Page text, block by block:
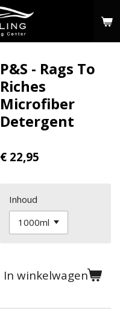
P&S - Rags To
Riches
Microfiber
Detergent
€ 22,95
Inhoud
In winkelwagen